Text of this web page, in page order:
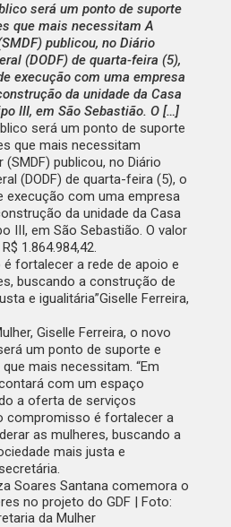
será um ponto de suporte
que mais necessitam A
publicou, no Diário
(DODF) de quarta-feira (5),
execução com uma empresa
da unidade da Casa
III, em São Sebastião. O […]
será um ponto de suporte
que mais necessitam
(SMDF) publicou, no Diário
(DODF) de quarta-feira (5), o
execução com uma empresa
da unidade da Casa
III, em São Sebastião. O valor
1.864.984,42.
fortalecer a rede de apoio e
buscando a construção de
e igualitária”Giselle Ferreira,
Giselle Ferreira, o novo
um ponto de suporte e
mais necessitam. “Em
com um espaço
a oferta de serviços
compromisso é fortalecer a
as mulheres, buscando a
mais justa e
Soares Santana comemora o
no projeto do GDF | Foto:
da Mulher